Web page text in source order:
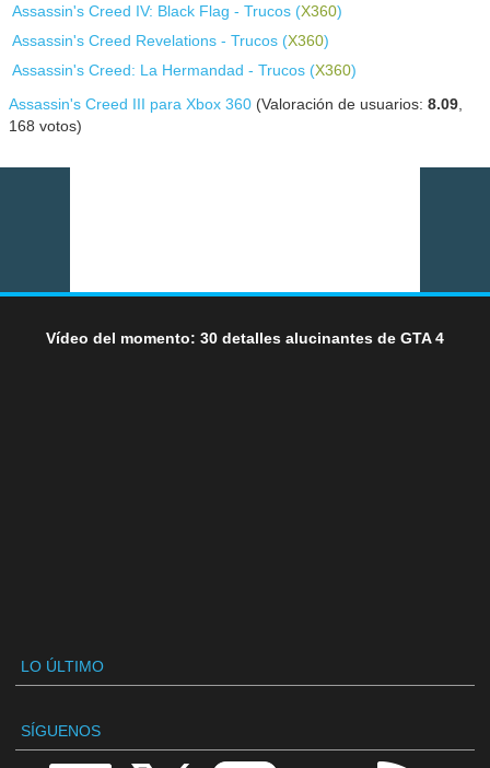
Assassin's Creed IV: Black Flag - Trucos (X360)
Assassin's Creed Revelations - Trucos (X360)
Assassin's Creed: La Hermandad - Trucos (X360)
Assassin's Creed III para Xbox 360 (Valoración de usuarios:8.09
168 votos)
Vídeo del momento: 30 detalles alucinantes de GTA 4
LO ÚLTIMO
SÍGUENOS